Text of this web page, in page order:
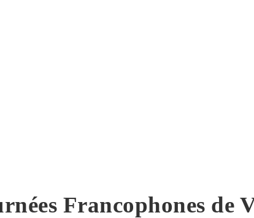
Francophones de